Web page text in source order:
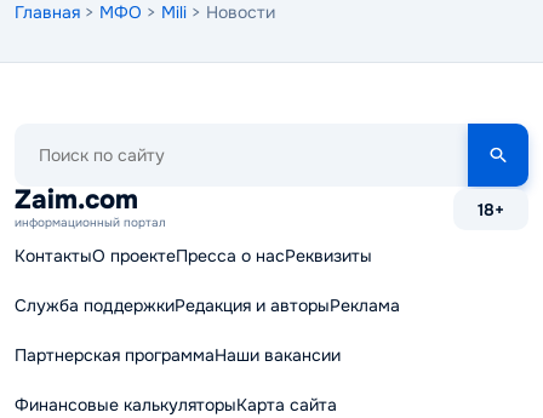
Главная > МФО > Mili > Новости
сайту
Zaim.com
информационный портал
18+
КонтактыО проектеПресса о насРеквизиты
Служба поддержкиРедакция и авторыРеклама
Партнерская программаНаши вакансии
Финансовые калькуляторыКарта сайта